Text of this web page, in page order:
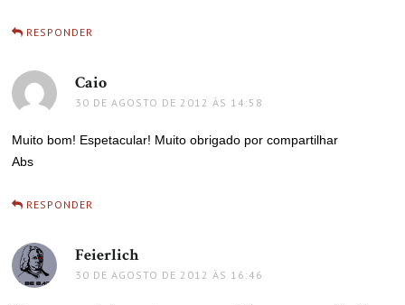
RESPONDER
Caio
30 DE AGOSTO DE 2012 ÀS 14:58
Muito bom! Espetacular! Muito obrigado por compartilhar
Abs
RESPONDER
Feierlichdisse:
30 DE AGOSTO DE 2012 ÀS 16:46